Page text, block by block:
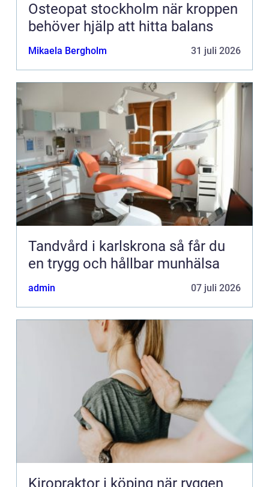
Osteopat stockholm när kroppen
behöver hjälp att hitta balans
Mikaela Bergholm 31 juli 2026
Tandvård i karlskrona så får du
en trygg och hållbar munhälsa
admin 07 juli 2026
Kiropraktor i köping när ryggen